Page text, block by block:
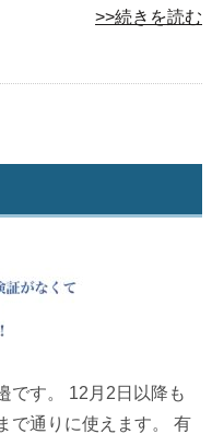
>>続きを読む
です。 12月2日以降も
で通りに使えます。 有